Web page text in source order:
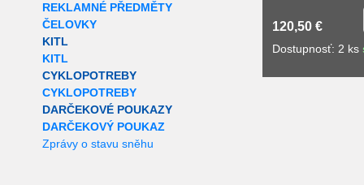
REKLAMNÉ PŘEDMĚTY
ČELOVKY
KITL
KITL
CYKLOPOTREBY
CYKLOPOTREBY
DARČEKOVÉ POUKAZY
DARČEKOVÝ POUKAZ
Zprávy o stavu sněhu
120,50 €
Dostupnosť: 2 ks